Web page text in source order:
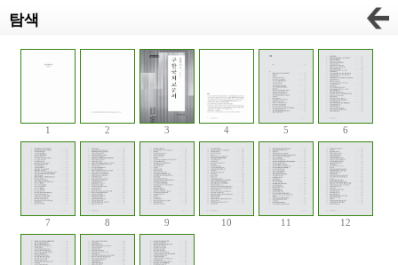
탐색
1 2 3 4 5 6
7 8 9 10 11 12